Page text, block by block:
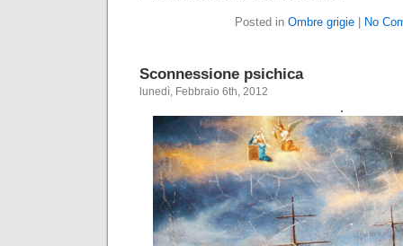
Posted in Ombre grigie No
Sconnessione psichica
lunedì, Febbraio 6th, 2012
.